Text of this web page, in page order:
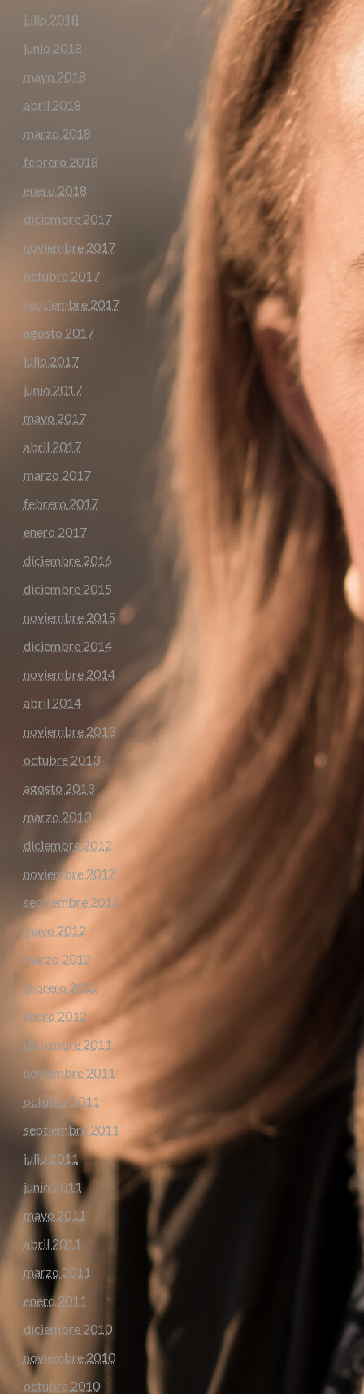
julio 2018
junio 2018
mayo 2018
abril 2018
marzo 2018
febrero 2018
enero 2018
diciembre 2017
noviembre 2017
octubre 2017
septiembre 2017
agosto 2017
julio 2017
junio 2017
mayo 2017
abril 2017
marzo 2017
febrero 2017
enero 2017
diciembre 2016
diciembre 2015
noviembre 2015
diciembre 2014
noviembre 2014
abril 2014
noviembre 2013
octubre 2013
agosto 2013
marzo 2013
diciembre 2012
noviembre 2012
septiembre 2012
mayo 2012
marzo 2012
febrero 2012
enero 2012
diciembre 2011
noviembre 2011
octubre 2011
septiembre 2011
julio 2011
junio 2011
mayo 2011
abril 2011
marzo 2011
enero 2011
diciembre 2010
noviembre 2010
octubre 2010